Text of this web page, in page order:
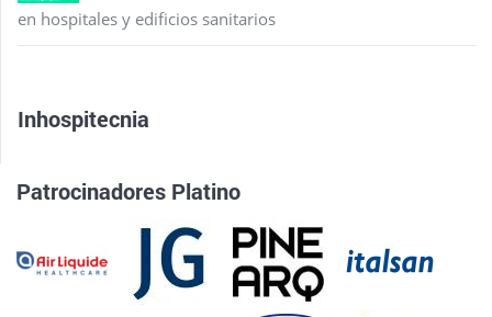
en hospitales y edificios sanitarios
Inhospitecnia
Patrocinadores Platino